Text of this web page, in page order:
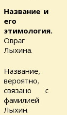
Название и
его
этимология.
Овраг
Лыхина.
Название,
вероятно,
связано с
фамилией
Лыхин.